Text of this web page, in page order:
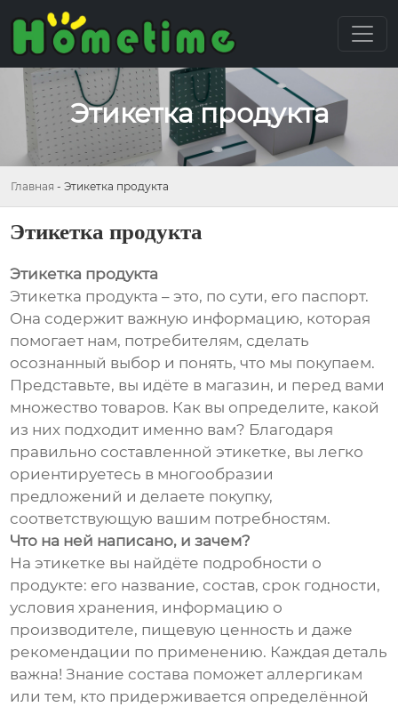
Этикетка продукта
Главная - Этикетка продукта
Этикетка продукта
Этикетка продукта
Этикетка продукта – это, по сути, его паспорт.
Она содержит важную информацию, которая
помогает нам, потребителям, сделать
осознанный выбор и понять, что мы покупаем.
Представьте, вы идёте в магазин, и перед вами
множество товаров. Как вы определите, какой
из них подходит именно вам? Благодаря
правильно составленной этикетке, вы легко
ориентируетесь в многообразии
предложений и делаете покупку,
соответствующую вашим потребностям.
Что на ней написано, и зачем?
На этикетке вы найдёте подробности о
продукте: его название, состав, срок годности,
условия хранения, информацию о
производителе, пищевую ценность и даже
рекомендации по применению. Каждая деталь
важна! Знание состава поможет аллергикам
или тем, кто придерживается определённой